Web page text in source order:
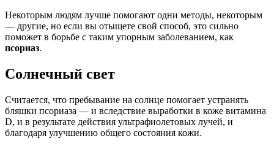
Некоторым людям лучше помогают одни методы, некоторым
— другие, но если вы отыщете свой способ, это сильно
поможет в борьбе с таким упорным заболеванием, как
псориаз.
Солнечный свет
Считается, что пребывание на солнце помогает устранять
бляшки псориаза — и вследствие выработки в коже витамина
D, и в результате действия ультрафиолетовых лучей, и
благодаря улучшению общего состояния кожи.